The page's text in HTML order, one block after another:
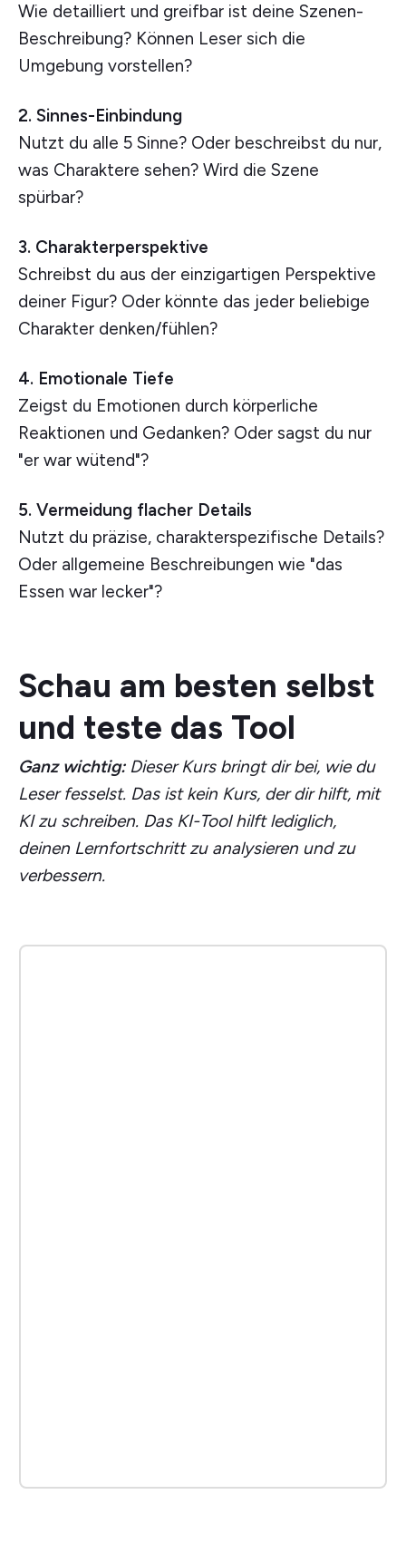
Wie detailliert und greifbar ist deine Szenen-
Beschreibung? Können Leser sich die
Umgebung vorstellen?
2. Sinnes-Einbindung
Nutzt du alle 5 Sinne? Oder beschreibst du nur,
was Charaktere sehen? Wird die Szene
spürbar?
3. Charakterperspektive
Schreibst du aus der einzigartigen Perspektive
deiner Figur? Oder könnte das jeder beliebige
Charakter denken/fühlen?
4. Emotionale Tiefe
Zeigst du Emotionen durch körperliche
Reaktionen und Gedanken? Oder sagst du nur
"er war wütend"?
5. Vermeidung flacher Details
Nutzt du präzise, charakterspezifische Details?
Oder allgemeine Beschreibungen wie "das
Essen war lecker"?
Schau am besten selbst
und teste das Tool
Ganz wichtig:Dieser Kurs bringt dir bei, wie du
Leser fesselst. Das ist kein Kurs, der dir hilft, mit
KI zu schreiben. Das KI-Tool hilft lediglich,
deinen Lernfortschritt zu analysieren und zu
verbessern.